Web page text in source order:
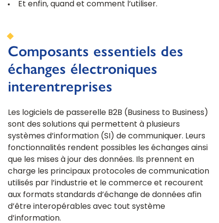
Et enfin, quand et comment l’utiliser.
Composants essentiels des
échanges électroniques
interentreprises
Les logiciels de passerelle B2B (Business to Business)
sont des solutions qui permettent à plusieurs
systèmes d’information (SI) de communiquer. Leurs
fonctionnalités rendent possibles les échanges ainsi
que les mises à jour des données. Ils prennent en
charge les principaux protocoles de communication
utilisés par l’industrie et le commerce et recourent
aux formats standards d’échange de données afin
d’être interopérables avec tout système
d’information.